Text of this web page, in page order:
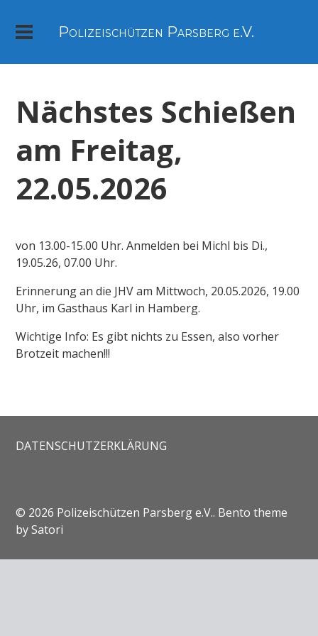
Polizeischützen Parsberg e.V.
Nächstes Schießen
am Freitag,
22.05.2026
von 13.00-15.00 Uhr. Anmelden bei Michl bis Di.,
19.05.26, 07.00 Uhr.
Erinnerung an die JHV am Mittwoch, 20.05.2026, 19.00
Uhr, im Gasthaus Karl in Hamberg.
Wichtige Info: Es gibt nichts zu Essen, also vorher
Brotzeit machen!!!
DATENSCHUTZERKLÄRUNG
© 2026 Polizeischützen Parsberg e.V.. Bento theme
by Satori